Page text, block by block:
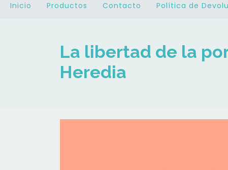
Inicio Productos Contacto Política de
La libertad de la
Heredia